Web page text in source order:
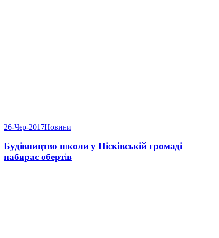
26-Чер-2017Новини
Будівництво школи у Пісківській громаді
набирає обертів